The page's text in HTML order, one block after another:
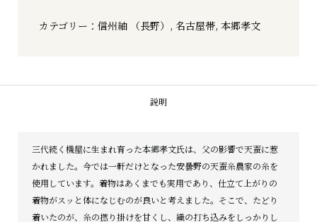
カテゴリー： 信州紬 （長野） , 名古屋帯, 本郷孝文
説明
三代続く機屋に生まれ育った本郷孝文氏は、父の影響で天蚕に惹
かれました。今では一軒だけとなった安曇野の天蚕糸農家の糸を
使用しています。着物はあくまでも実用であり、仕立て上がりの
着物がスッと体になじむのが良いと考えました。そこで、たどり
着いたのが、糸の撚り掛けを甘くし、織の打ち込みをしっかりし